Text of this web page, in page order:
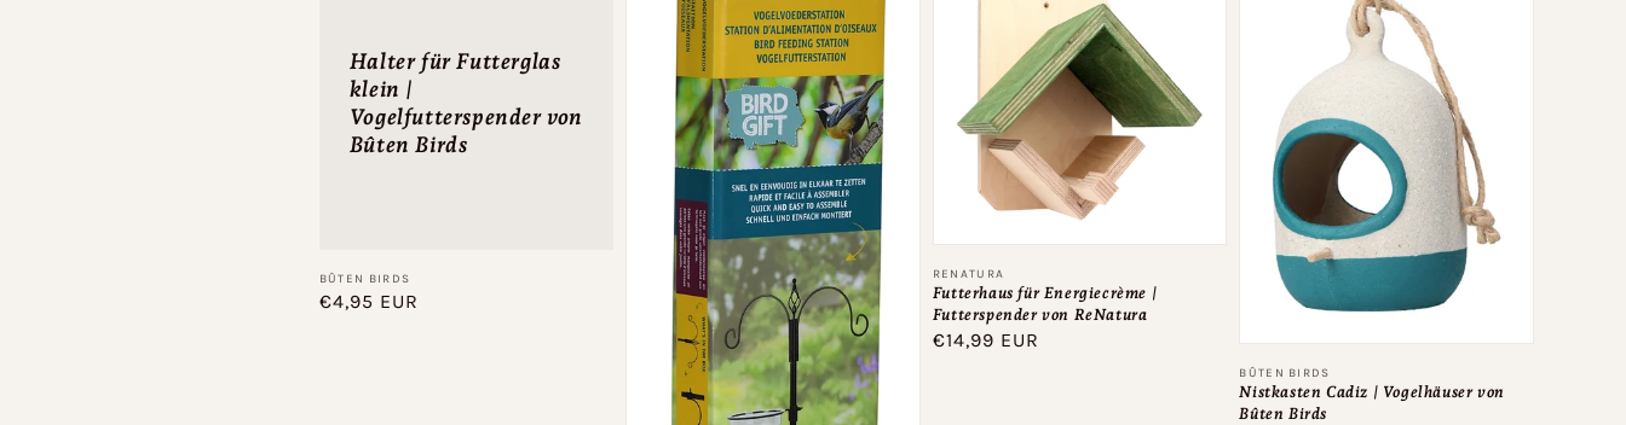
Anbieter:
BÛTEN BIRDS
Normaler
€4,95 EUR
Halter für Futterglas
klein |
Vogelfutterspender von
Bûten Birds
Anbieter:
RENATURA
Futterhaus für Energiecrème |
Futterspender von ReNatura
Normaler
€14,99 EUR
Anbieter:
BÛTEN BIRDS
Nistkasten Cadiz | Vogelhäuser von
Bûten Birds